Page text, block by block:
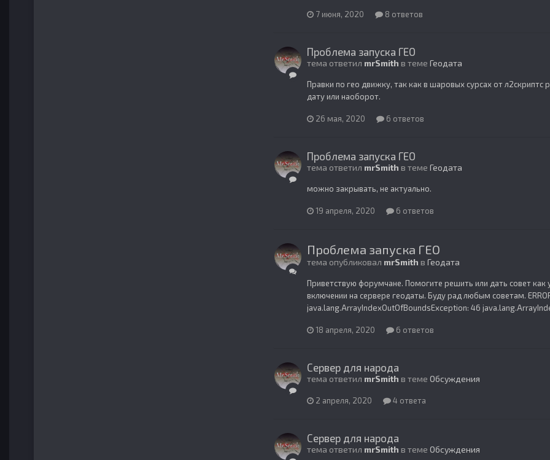
7 июня, 2020 8 ответов
Проблема запуска ГЕО
тема ответил mrSmith в теме Геодата
Правки по гео движку, так как в шаровых сурсах от л2скриптс
дату или наоборот.
26 мая, 2020 6 ответов
Проблема запуска ГЕО
тема ответил mrSmith в теме Геодата
можно закрывать, не актуально.
19 апреля, 2020 6 ответов
Проблема запуска ГЕО
тема опубликовал mrSmith в Геодата
Приветствую форумчане. Помогите решить или дать совет как
включении на сервере геодаты. Буду рад любым советам.
java.lang.ArrayIndexOutOfBoundsException: 46
18 апреля, 2020 6 ответов
Сервер для народа
тема ответил mrSmith в теме Обсуждения
2 апреля, 2020 4 ответа
Сервер для народа
тема ответил mrSmith в теме Обсуждения